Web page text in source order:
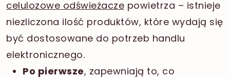
celulozowe odświeżacze powietrza – istnieje
niezliczona ilość produktów, które wydają się
być dostosowane do potrzeb handlu
elektronicznego.
Po pierwsze, zapewniają to, co